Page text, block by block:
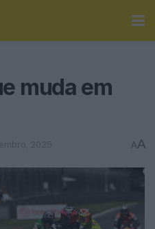
muda em
2025 AA